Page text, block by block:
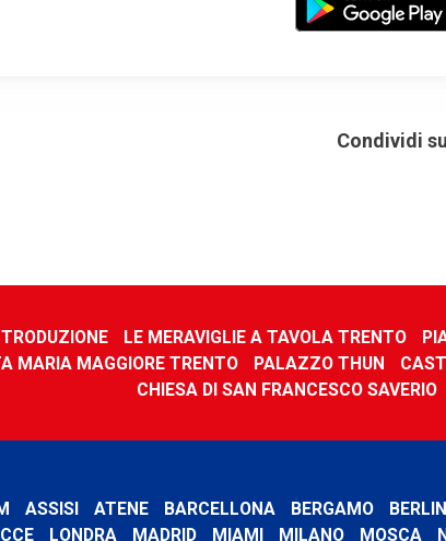
Condividi su
LE MERAVIGLIE A TAVOLA TRENTO
MARIA MAGGIORE TRENTO
PALAZZO THUN
CHIESA DI SAN FRANCESCO SAVERIO
ASSISI ATENE BARCELLONA BERGAMO
LONDRA MADRID MIAMI MILANO MOSCA